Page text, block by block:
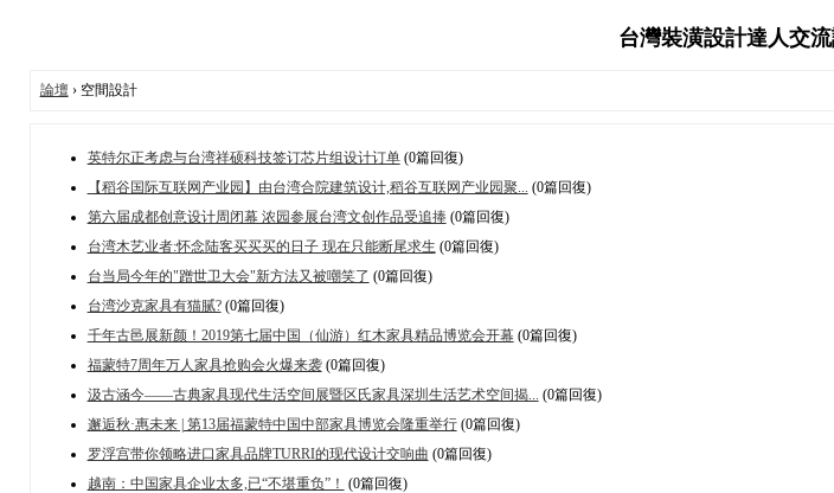
台灣裝潢設計達人交
論壇› 空間設計
英特尔正考虑与台湾祥硕科技签订芯片组设计订单(0篇回復)
【稻谷国际互联网产业园】由台湾合院建筑设计,稻谷互联网产业园聚... (0篇回復)
第六届成都创意设计周闭幕 浓园参展台湾文创作品受追捧(0篇回復)
台湾木艺业者:怀念陆客买买买的日子 现在只能断尾求生 (0篇回復)
台当局今年的"蹭世卫大会"新方法又被嘲笑了 (0篇回復)
台湾沙克家具有猫腻?(0篇回復)
千年古邑展新颜！2019第七届中国（仙游）红木家具精品博览会开幕(0篇回復)
福蒙特7周年万人家具抢购会火爆来袭(0篇回復)
汲古涵今——古典家具现代生活空间展暨区氏家具深圳生活艺术空间揭... (0篇回復)
邂逅秋·惠未来 | 第13届福蒙特中国中部家具博览会隆重举行(0篇回復)
罗浮宫带你领略进口家具品牌TURRI的现代设计交响曲 (0篇回復)
越南：中国家具企业太多,已“不堪重负”！ (0篇回復)